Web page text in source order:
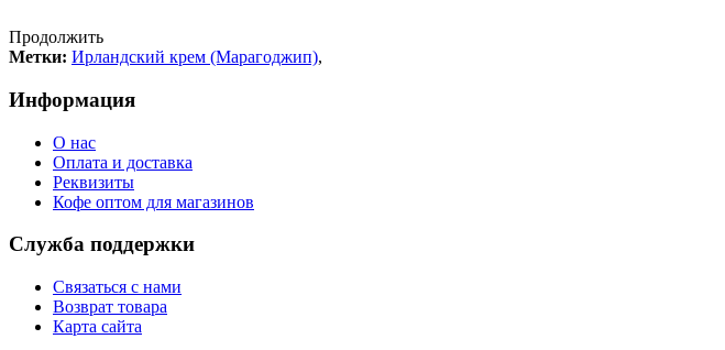
Продолжить
Метки: Ирландский крем (Марагоджип),
Информация
О нас
Оплата и доставка
Реквизиты
Кофе оптом для магазинов
Служба поддержки
Связаться с нами
Возврат товара
Карта сайта